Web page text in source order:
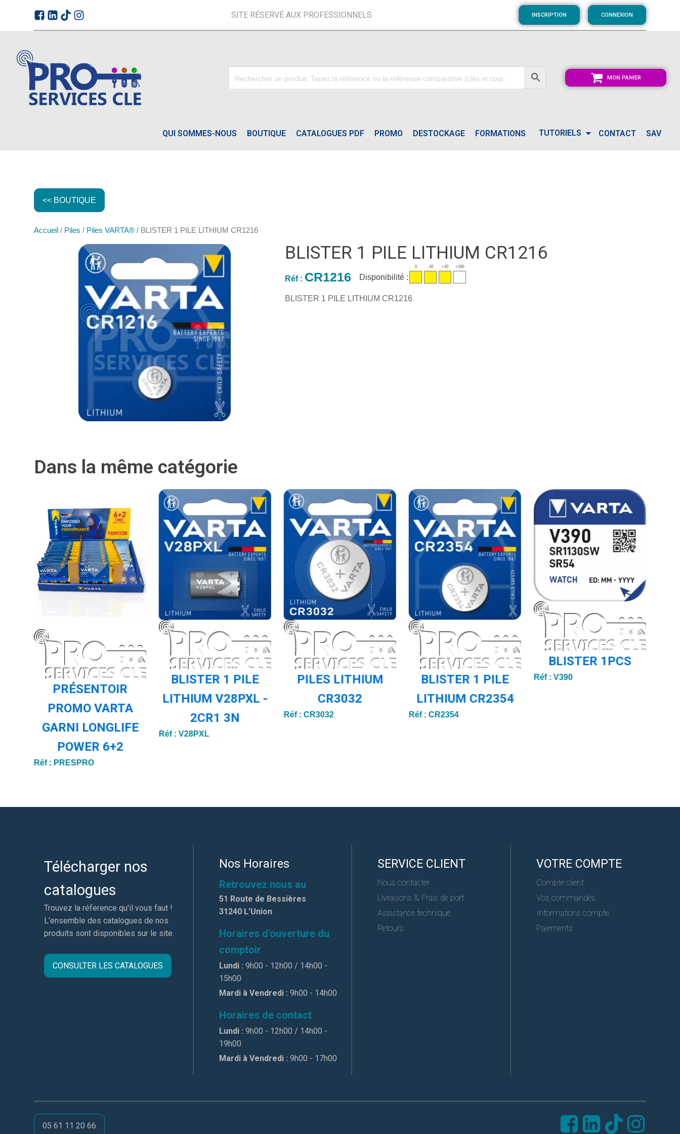
SITE RÉSERVÉ AUX PROFESSIONNELS INSCRIPTION CONNEXION
MON PANIER
QUI SOMMES-NOUS BOUTIQUE CATALOGUES PDF PROMO DESTOCKAGE FORMATIONS TUTORIELS CONTACT SAV
<< BOUTIQUE
Accueil / Piles / Piles VARTA® / BLISTER 1 PILE LITHIUM CR1216
BLISTER 1 PILE LITHIUM CR1216
Réf : CR1216 Disponibilité :
0 -10 +10 +100
BLISTER 1 PILE LITHIUM CR1216
Dans la même catégorie
PRÉSENTOIR
PROMO VARTA
GARNI LONGLIFE
POWER 6+2
Réf : PRESPRO
BLISTER 1 PILE
LITHIUM V28PXL -
2CR1 3N
Réf :V28PXL
PILES LITHIUM
CR3032
Réf :CR3032
BLISTER 1 PILE
LITHIUM CR2354
Réf : CR2354
BLISTER 1PCS
Réf :V390
Télécharger nos
catalogues
Trouvez la réference qu'il vous faut !
L'ensemble des catalogues de nos
produits sont disponibles sur le site.
CONSULTER LES CATALOGUES
Nos Horaires
Retrouvez nous au
51 Route de Bessières
31240 L'Union
Horaires d'ouverture du
comptoir
Lundi : 9h00 - 12h00 / 14h00 -
15h00
Mardi à Vendredi : 9h00 - 14h00
Horaires de contact
Lundi : 9h00 - 12h00 / 14h00 -
19h00
Mardi à Vendredi : 9h00 - 17h00
SERVICE CLIENT
Nous contacter
Livraisons & Frais de port
Assistance technique
Retours
VOTRE COMPTE
Compte client
Vos commandes
Informations compte
Paiements
05 61 11 20 66